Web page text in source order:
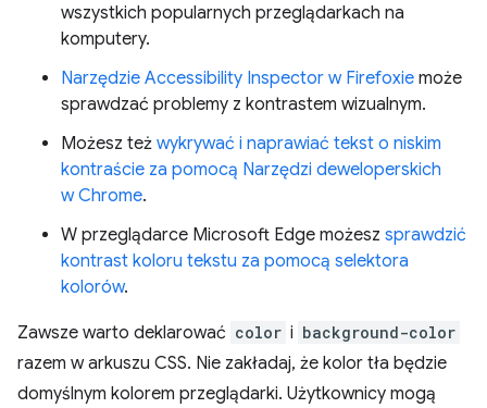
wszystkich popularnych przeglądarkach na
komputery.
Narzędzie Accessibility Inspector w Firefoxie może
sprawdzać problemy z kontrastem wizualnym.
Możesz też wykrywać i naprawiać tekst o niskim
kontraście za pomocą Narzędzi deweloperskich
w Chrome.
W przeglądarce Microsoft Edge możesz sprawdzić
kontrast koloru tekstu za pomocą selektora
kolorów.
Zawsze warto deklarować color i background-color
razem w arkuszu CSS. Nie zakładaj, że kolor tła będzie
domyślnym kolorem przeglądarki. Użytkownicy mogą